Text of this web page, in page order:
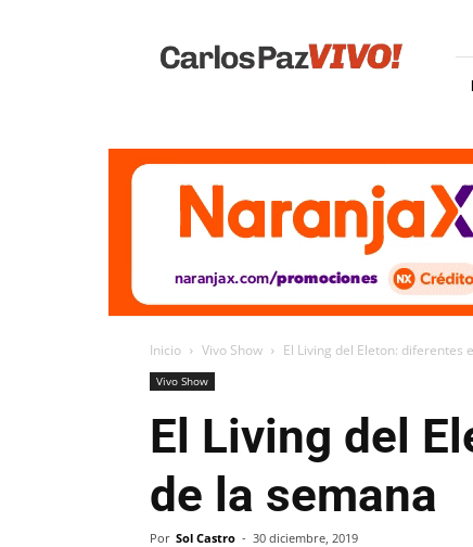
Vivo
Inicio Vivo Show El Living del Eleton: diferentes
Vivo Show
El Living del
de la semana
Por Sol Castro - 30 diciembre, 2019